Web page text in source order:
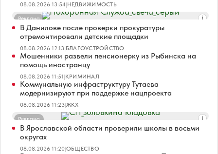
08.08.2026 13:54|НЕДВИЖИМОСТЬ
Реклама
В Данилове после проверки прокуратуры
отремонтировали детские площадки
08.08.2026 12:13|БЛАГОУСТРОЙСТВО
Мошенники развели пенсионерку из Рыбинска на
помощь иностранцу
08.08.2026 11:51|КРИМИНАЛ
Коммунальную инфраструктуру Тутаева
модернизируют при поддержке нацпроекта
08.08.2026 11:23|ЖКХ
Реклама
В Ярославской области проверили школы в восьми
округах
08.08.2026 11:20|ОБЩЕСТВО